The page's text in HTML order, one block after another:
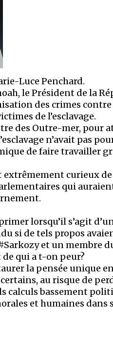
Luce Penchard.
le Président de la
des crimes
de l’esclavage.
des Outre-mer, pour
n’avait pas
de faire travailler
extrêmement curieux
qui
lorsqu’il s’agit
si de tels propos
et un membre
qui a t-on peur?
la pensée unique
au risque de
calculs bassement
et humaines dans